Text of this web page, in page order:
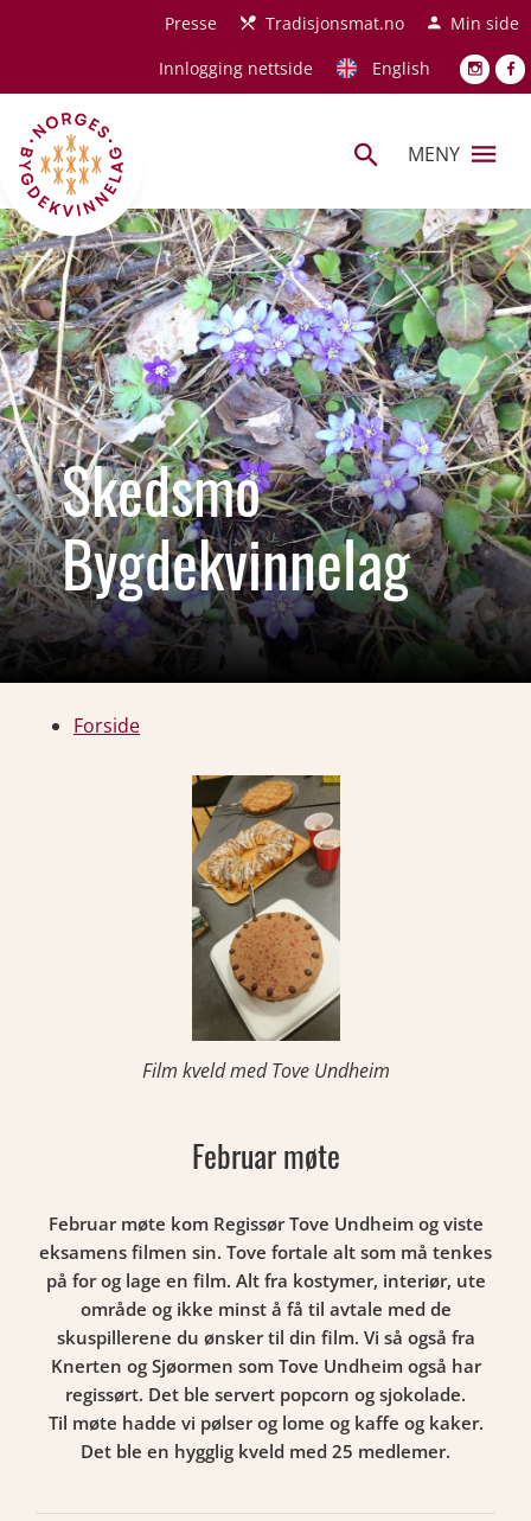
Hopp til hovedinnholdPresse Tradisjonsmat.no
Min side
Innlogging nettside
English
MENY
Skedsmo
Bygdekvinnelag
Forside
Film kveld med Tove Undheim
Februar møte
Februar møte kom Regissør Tove Undheim og viste
eksamens filmen sin. Tove fortale alt som må tenkes
på for og lage en film. Alt fra kostymer, interiør, ute
område og ikke minst å få til avtale med de
skuspillerene du ønsker til din film. Vi så også fra
Knerten og Sjøormen som Tove Undheim også har
regissørt. Det ble servert popcorn og sjokolade.
Til møte hadde vi pølser og lome og kaffe og kaker.
Det ble en hygglig kveld med 25 medlemer.